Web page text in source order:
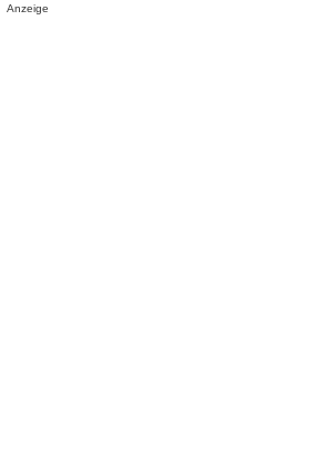
Anzeige